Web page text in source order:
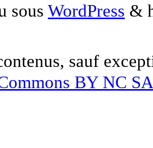
sous WordPress &
sauf
BY NC SA